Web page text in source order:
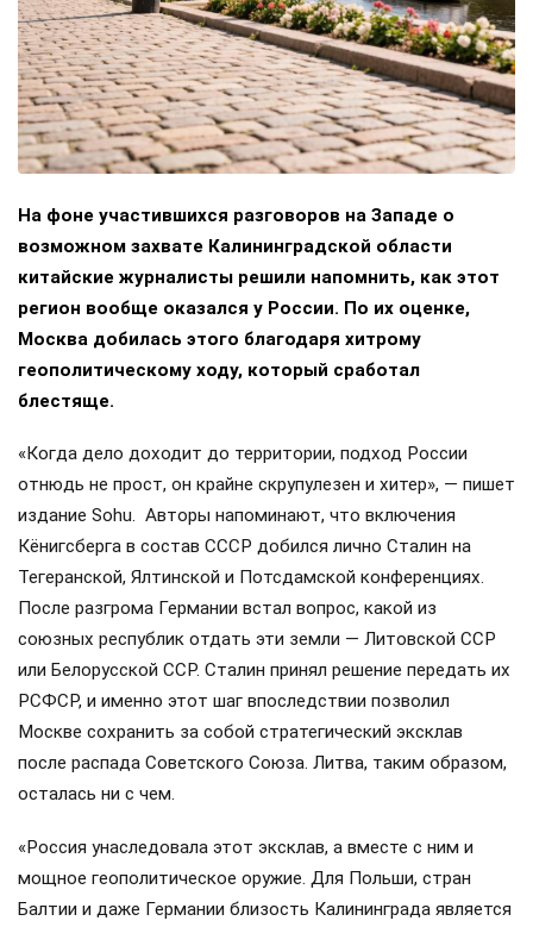
На фоне участившихся разговоров на Западе о
возможном захвате Калининградской области
китайские журналисты решили напомнить, как этот
регион вообще оказался у России. По их оценке,
Москва добилась этого благодаря хитрому
геополитическому ходу, который сработал
блестяще.
«Когда дело доходит до территории, подход России
отнюдь не прост, он крайне скрупулезен и хитер», — пишет
издание Sohu. Авторы напоминают, что включения
Кёнигсберга в состав СССР добился лично Сталин на
Тегеранской, Ялтинской и Потсдамской конференциях.
После разгрома Германии встал вопрос, какой из
союзных республик отдать эти земли — Литовской ССР
или Белорусской ССР. Сталин принял решение передать их
РСФСР, и именно этот шаг впоследствии позволил
Москве сохранить за собой стратегический эксклав
после распада Советского Союза. Литва, таким образом,
осталась ни с чем.
«Россия унаследовала этот эксклав, а вместе с ним и
мощное геополитическое оружие. Для Польши, стран
Балтии и даже Германии близость Калининграда является